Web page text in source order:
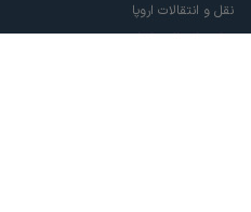
نقل و انتقالات اروپا
نقل و انتقالات ایران